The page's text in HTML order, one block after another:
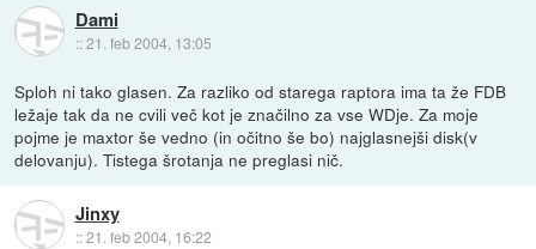
Dami
::21. feb 2004, 13:05
Sploh ni tako glasen. Za razliko od starega raptora ima ta že FDB
ležaje tak da ne cvili več kot je značilno za vse WDje. Za moje
pojme je maxtor še vedno (in očitno še bo) najglasnejši disk(v
delovanju). Tistega šrotanja ne preglasi nič.
Jinxy
::21. feb 2004, 16:22